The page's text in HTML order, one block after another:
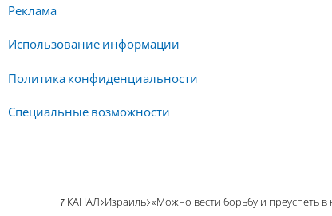
Реклама
Использование информации
Политика конфиденциальности
Специальные возможности
7 КАНАЛ Израиль «Можно вести борьбу и преуспеть в